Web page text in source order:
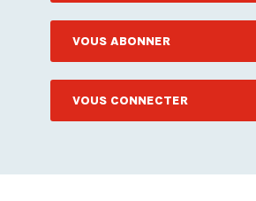
VOUS ABONNER
VOUS CONNECTER